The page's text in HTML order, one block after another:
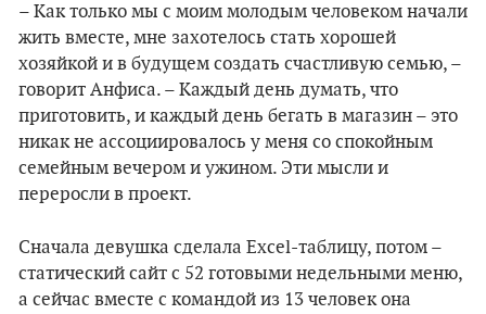
– Как только мы с моим молодым человеком начали
жить вместе, мне захотелось стать хорошей
хозяйкой и в будущем создать счастливую семью, –
говорит Анфиса. – Каждый день думать, что
приготовить, и каждый день бегать в магазин – это
никак не ассоциировалось у меня со спокойным
семейным вечером и ужином. Эти мысли и
переросли в проект.
Сначала девушка сделала Excel-таблицу, потом –
статический cайт с 52 готовыми недельными меню,
а сейчас вместе с командой из 13 человек она